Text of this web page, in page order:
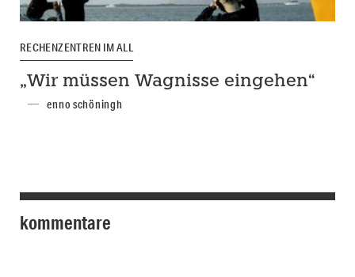
RECHENZENTREN IM ALL
„Wir müssen Wagnisse eingehen“
enno schöningh
kommentare